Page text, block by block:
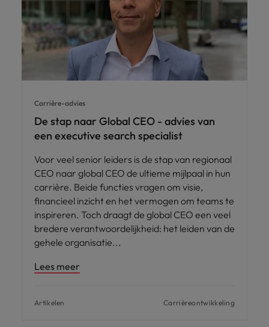
Carrière-advies
De stap naar Global CEO - advies van
een executive search specialist
Voor veel senior leiders is de stap van regionaal
CEO naar global CEO de ultieme mijlpaal in hun
carrière. Beide functies vragen om visie,
financieel inzicht en het vermogen om teams te
inspireren. Toch draagt de global CEO een veel
bredere verantwoordelijkheid: het leiden van de
gehele organisatie
Lees meer
Artikelen Carrièreontwikkeling